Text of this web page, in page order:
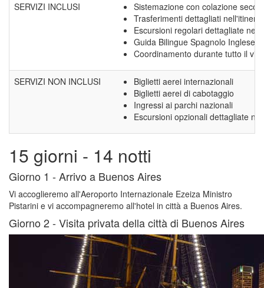
SERVIZI INCLUSI
Sistemazione con colazione
Trasferimenti dettagliati
Escursioni regolari dettagliate
Guida Bilingue Spagnolo Inglese
Coordinamento durante tutto il
SERVIZI NON INCLUSI
Biglietti aerei internazionali
Biglietti aerei di cabotaggio
Ingressi ai parchi nazionali
Escursioni opzionali dettagliate
15 giorni - 14 notti
Giorno 1 - Arrivo a Buenos Aires
Vi accoglieremo all'Aeroporto Internazionale Ezeiza Ministro
Pistarini e vi accompagneremo all'hotel in città a Buenos Aires.
Giorno 2 - Visita privata della città di Buenos Aires